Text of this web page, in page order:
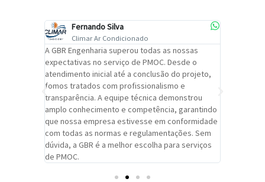
Fernando Silva
Climar Ar Condicionado
A GBR Engenharia superou todas as nossas
expectativas no serviço de PMOC. Desde o
atendimento inicial até a conclusão do projeto,
fomos tratados com profissionalismo e
transparência. A equipe técnica demonstrou
amplo conhecimento e competência, garantindo
que nossa empresa estivesse em conformidade
com todas as normas e regulamentações. Sem
dúvida, a GBR é a melhor escolha para serviços
de PMOC.